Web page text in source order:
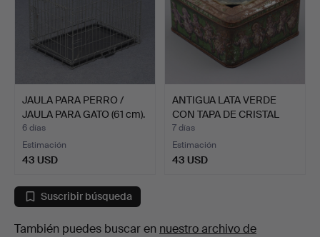
JAULA PARA PERRO /
JAULA PARA GATO (61 cm).
6 días
Estimación
43 USD
ANTIGUA LATA VERDE
CON TAPA DE CRISTAL
"HU…
7 días
Estimación
43 USD
Suscribir búsqueda
También puedes buscar en nuestro archivo de